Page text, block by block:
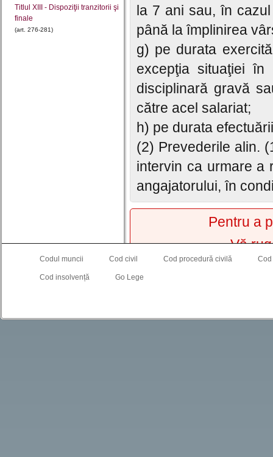
Titlul XIII - Dispoziţii tranzitorii şi
finale
(art. 276-281)
la 7 ani sau, în
până la împlinirea
g) pe durata
excepţia situaţiei
disciplinară gravă
către acel salariat;
h) pe durata
(2) Prevederile alin.
intervin ca urmare a
angajatorului, în
Pentru a
Vă
Codul muncii Cod civil Cod procedură civilă
Cod insolvență Go Lege